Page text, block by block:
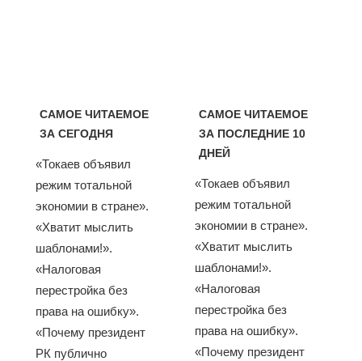
САМОЕ ЧИТАЕМОЕ
ЗА СЕГОДНЯ
«Токаев объявил
режим тотальной
экономии в стране».
«Хватит мыслить
шаблонами!».
«Налоговая
перестройка без
права на ошибку».
«Почему президент
РК публично
САМОЕ ЧИТАЕМОЕ
ЗА ПОСЛЕДНИЕ 10
ДНЕЙ
«Токаев объявил
режим тотальной
экономии в стране».
«Хватит мыслить
шаблонами!».
«Налоговая
перестройка без
права на ошибку».
«Почему президент